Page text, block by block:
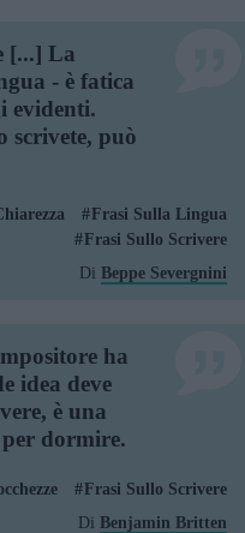
[...] La
- è fatica
evidenti.
scrivete, può
Frasi Sulla Lingua
Frasi Sullo Scrivere
Di Beppe Severgnini
ha
idea deve
è una
per dormire.
Frasi Sullo Scrivere
Di Benjamin Britten